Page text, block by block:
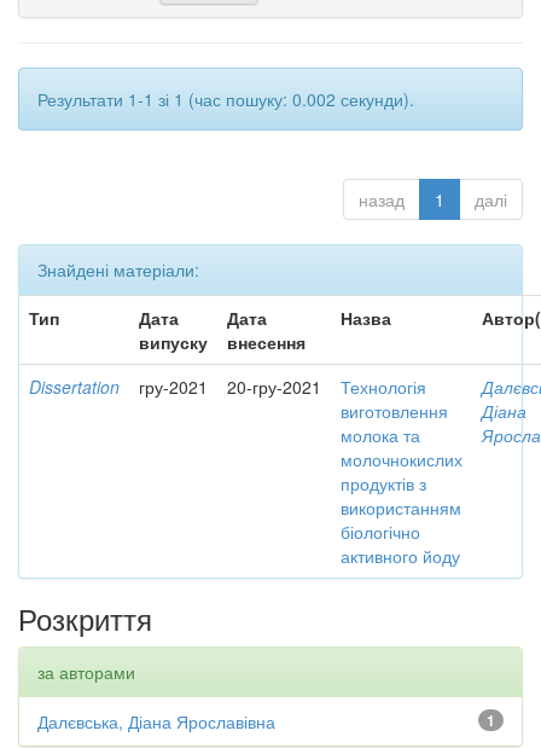
Результати 1-1 зі 1 (час пошуку: 0.002 секунди).
назад 1 далі
Знайдені матеріали:
Тип
Дата
випуску
Дата
внесення
Назва
Dissertation гру-2021 20-гру-2021
Технологія
виготовлення
молока та
молочнокислих
продуктів з
використанням
біологічно
активного йоду
Діана
Розкриття
за авторами
1
Далєвська, Діана Ярославівна